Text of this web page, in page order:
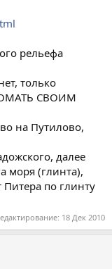
рельефа
только
СВОИМ
на Путилово,
далее
моря (глинта),
по глинту
18 Дек 2010